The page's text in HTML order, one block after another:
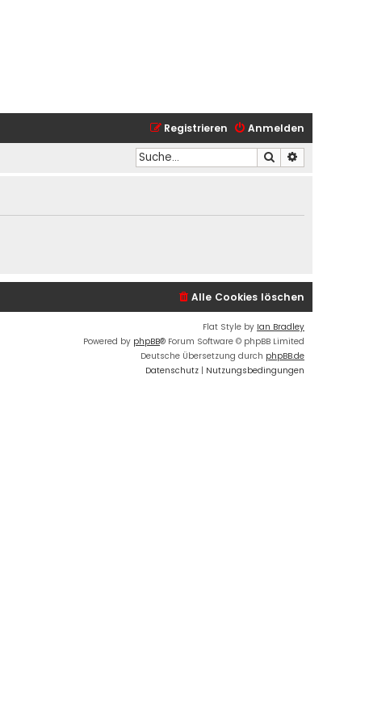
Anmelden
Registrieren
Suche
Alle Cookies löschen
Flat Style by Ian Bradley
Powered by phpBB® Forum Software © phpBB Limited
Deutsche Übersetzung durch phpBB.de
Datenschutz | Nutzungsbedingungen